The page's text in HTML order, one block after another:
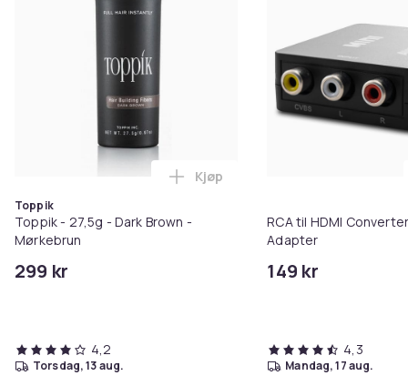
Toppik
Toppik - 27,5g - Dark Brown -
Mørkebrun
299 kr
Legg Toppik - 27,5g - Dark
Kjøp
4,2
torsdag, 13 aug.
RCA til HDMI
Adapter
149 kr
4,3
mandag, 17 aug.